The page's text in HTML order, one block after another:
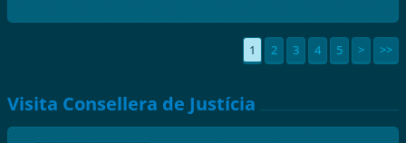
1
2 3 4 5 > >>
Visita Consellera de Justícia